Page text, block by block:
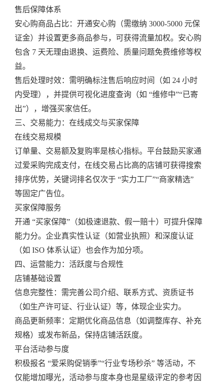
售后保障体系
安心购商品占比：开通安心购（需缴纳 3000-5000 元保
证金）并设置更多商品参与，可获得流量加权。安心购
包含 7 天无理由退换、运费险、质量问题免费维修等权
益。
售后处理时效：需明确标注售后响应时间（如 24 小时
内受理），并提供可视化进度查询（如 “维修中”“已寄
出”），增强买家信任。
三、交易能力：在线成交与买家保障
在线交易规模
订单量、交易额及复购率是核心指标。平台鼓励买家通
过爱采购完成支付，在线交易占比高的店铺可获得搜索
排序优势，关键词排名仅次于 “实力工厂”“商家精选”
等固定广告位。
买家保障服务
开通 “买家保障”（如极速退款、假一赔十）可提升保障
能力分。企业真实性认证（如营业执照）和深度认证
（如 ISO 体系认证）也会作为加分项。
四、运营能力：活跃度与合规性
店铺基础设置
信息完整性：需完善公司介绍、联系方式、资质证书
（如生产许可证、行业认证）等，体现企业实力。
商品更新频率：定期优化商品信息（如调整库存、补充
规格）或发布新品，保持店铺活跃度。
平台活动参与度
积极报名 “爱采购促销季”“行业专场秒杀” 等活动，不
仅能增加曝光，活动参与度本身也是星级评定的参考因